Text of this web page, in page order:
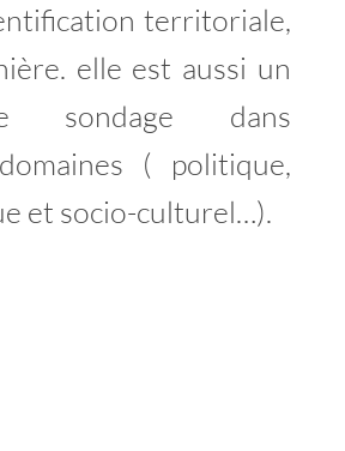
territoriale,
elle est aussi un
sondage dans
( politique,
et socio-culturel…).